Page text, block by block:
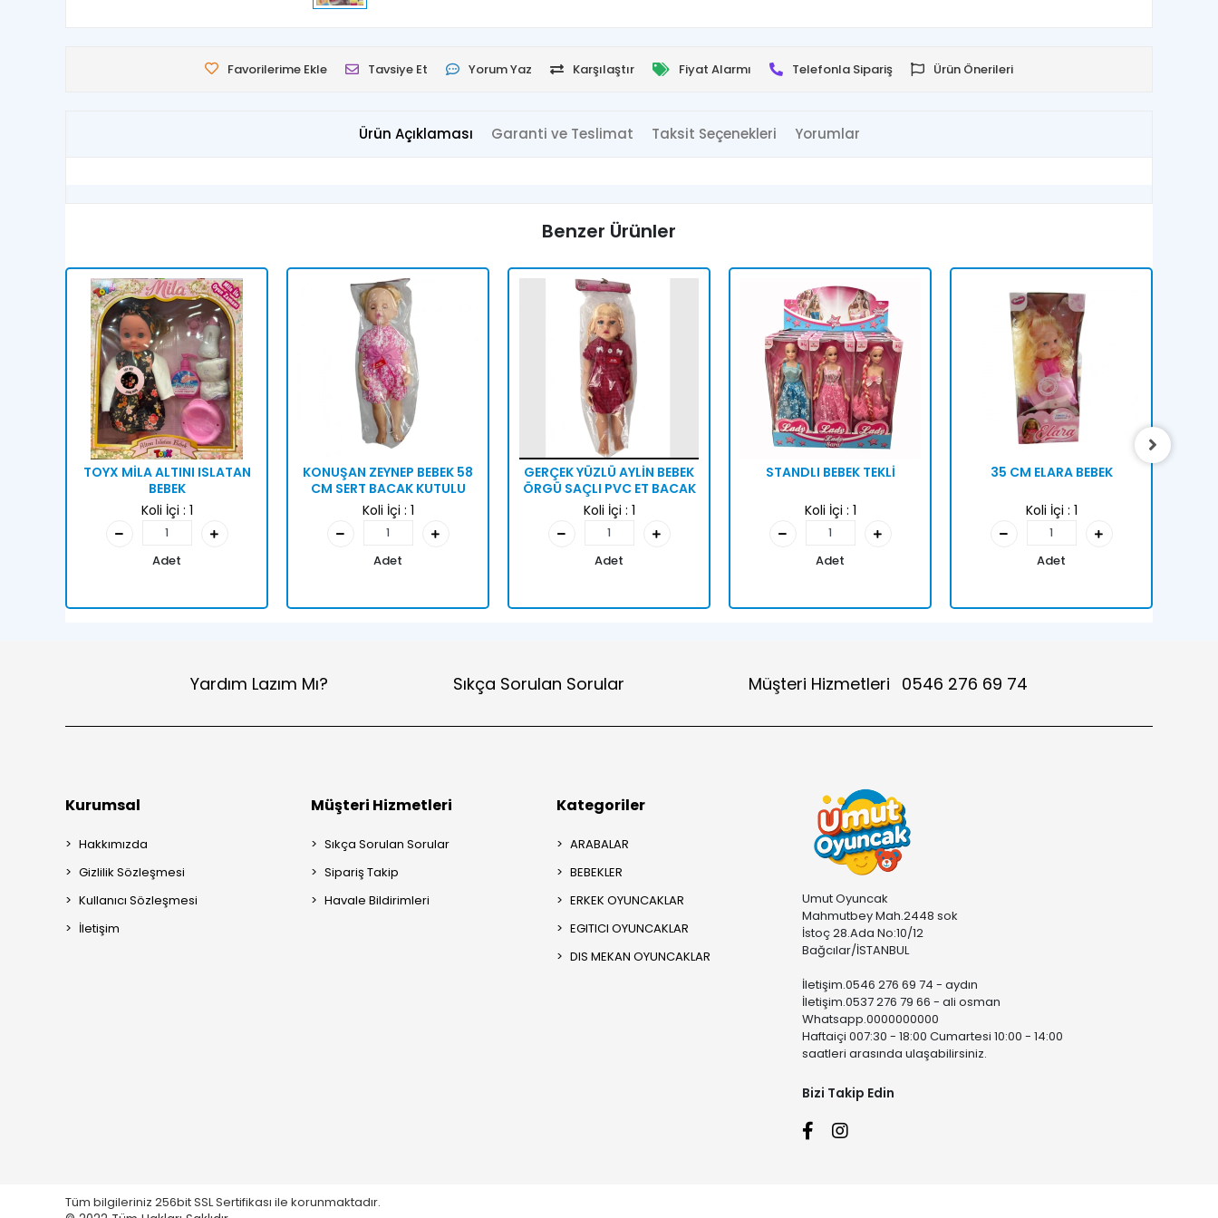
Favorilerime Ekle Tavsiye Et Yorum Yaz Karşılaştır Fiyat Alarmı Telefonla Sipariş Ürün Önerileri
Ürün Açıklaması Garanti ve Teslimat Taksit Seçenekleri Yorumlar
Benzer Ürünler
TOYX MİLA ALTINI ISLATAN
BEBEK
Koli İçi : 1
Adet
KONUŞAN ZEYNEP BEBEK 58
CM SERT BACAK KUTULU
Koli İçi : 1
Adet
GERÇEK YÜZLÜ AYLİN BEBEK
ÖRGÜ SAÇLI PVC ET BACAK
Koli İçi : 1
Adet
STANDLI BEBEK TEKLİ
Koli İçi : 1
Adet
35 CM ELARA BEBEK
Koli İçi : 1
Adet
Yardım Lazım Mı? Sıkça Sorulan Sorular Müşteri Hizmetleri 0546 276 69 74
Kurumsal
Hakkımızda
Gizlilik Sözleşmesi
Kullanıcı Sözleşmesi
İletişim
Müşteri Hizmetleri
Sıkça Sorulan Sorular
Sipariş Takip
Havale Bildirimleri
Kategoriler
ARABALAR
BEBEKLER
ERKEK OYUNCAKLAR
EGITICI OYUNCAKLAR
DIS MEKAN OYUNCAKLAR
Umut Oyuncak
Mahmutbey Mah.2448 sok
İstoç 28.Ada No:10/12
Bağcılar/İSTANBUL
İletişim.0546 276 69 74 - aydın
İletişim.0537 276 79 66 - ali osman
Whatsapp.0000000000
Haftaiçi 007:30 - 18:00 Cumartesi 10:00 - 14:00
saatleri arasında ulaşabilirsiniz.
Bizi Takip Edin
Tüm bilgileriniz 256bit SSL Sertifikası ile korunmaktadır.